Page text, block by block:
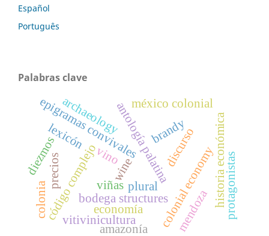
Español
Português
Palabras clave
epigramas convivalesantología palatina
vino
código complejo plural
wine
brandy
bodega structurescolonial economy
archaeology
colonia
precios
economía
historia económica
vitivinicultura
diezmos
méxico colonial
mendoza protagonistas
viñas
discurso
lexicón
amazonía